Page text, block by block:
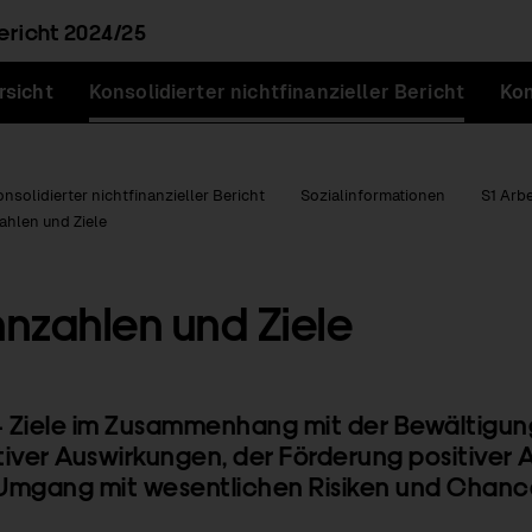
2024/25
Konsolidierter nichtfinanzieller Bericht
nichtfinanzieller Bericht Sozialinformationen
S1
und Ziele
und Ziele
Ziele im Zusammenhang mit der
Auswirkungen, der Förderung positiver
mit wesentlichen Risiken und